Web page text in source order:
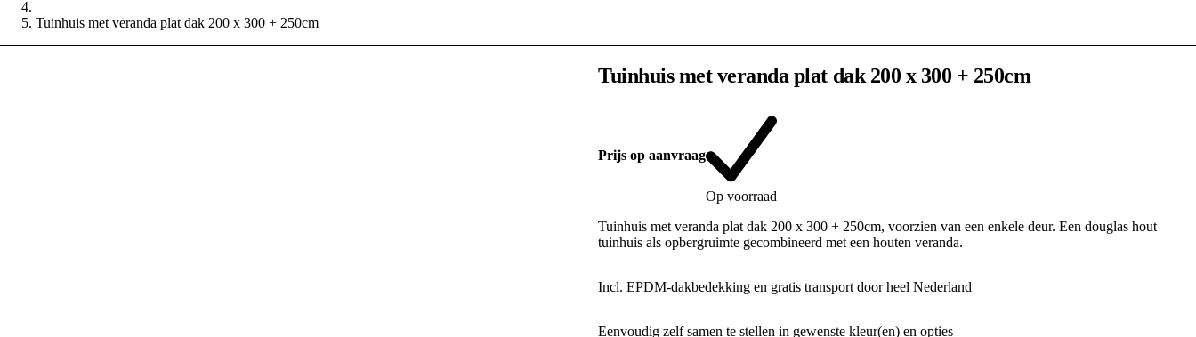
Tuinhuis met veranda plat dak 200 x 300 + 250cm
Tuinhuis met veranda plat dak 200 x 300 + 250cm
Prijs op aanvraag
Op voorraad
Tuinhuis met veranda plat dak 200 x 300 + 250cm, voorzien van een enkele deur. Een douglas hout
tuinhuis als opbergruimte gecombineerd met een houten veranda.
Incl. EPDM-dakbedekking en gratis transport door heel Nederland
Eenvoudig zelf samen te stellen in gewenste kleur(en) en opties